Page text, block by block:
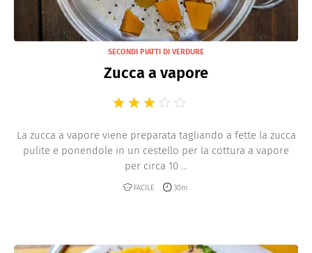
SECONDI PIATTI DI VERDURE
Zucca a vapore
La zucca a vapore viene preparata tagliando a fette la zucca
pulite e ponendole in un cestello per la cottura a vapore
per circa 10 ...
FACILE 30m